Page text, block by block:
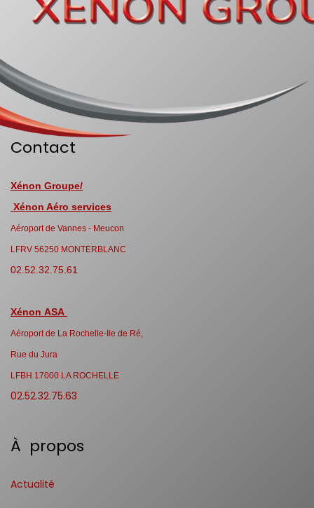
Contact
Xénon Groupe/
Xénon Aéro services
Aéroport de Vannes - Meucon
LFRV 56250 MONTERBLANC
02.52.32.75.61
Xénon ASA
Aéroport de La Rochelle-Ile de Ré,
Rue du Jura
LFBH 17000 LA ROCHELLE
02.52.32.75.63
À propos
Actualité